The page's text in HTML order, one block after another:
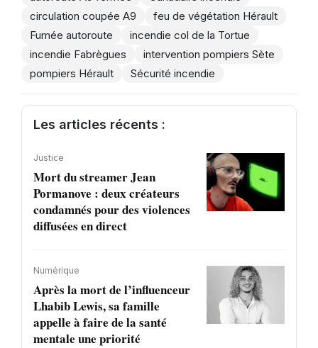
circulation coupée A9
feu de végétation Hérault
Fumée autoroute
incendie col de la Tortue
incendie Fabrègues
intervention pompiers Sète
pompiers Hérault
Sécurité incendie
Les articles récents :
Justice
Mort du streamer Jean
Pormanove : deux créateurs
condamnés pour des violences
diffusées en direct
Numérique
Après la mort de l’influenceur
Lhabib Lewis, sa famille
appelle à faire de la santé
mentale une priorité